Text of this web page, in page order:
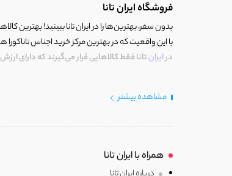
فروشگاه ایران تانا
بدون سفر، بهترین‌ها را در ایران تانا ببینید! بهترین
با این واقعیت که در بهترین مرکز خرید اجناس
درایرانتانا فقط کالاهایی قرار می‌گیرند که دارای
تاناکورا است که با دقت و وسواسی بالا انتخاب و
ایران تانا(مرکز تاناکورای ایران) مجموعه‌ای از
توضیحات کامل به شما نمایش خواهیم داد و در
مشاهده بیشتر
همراه با ایران تانا